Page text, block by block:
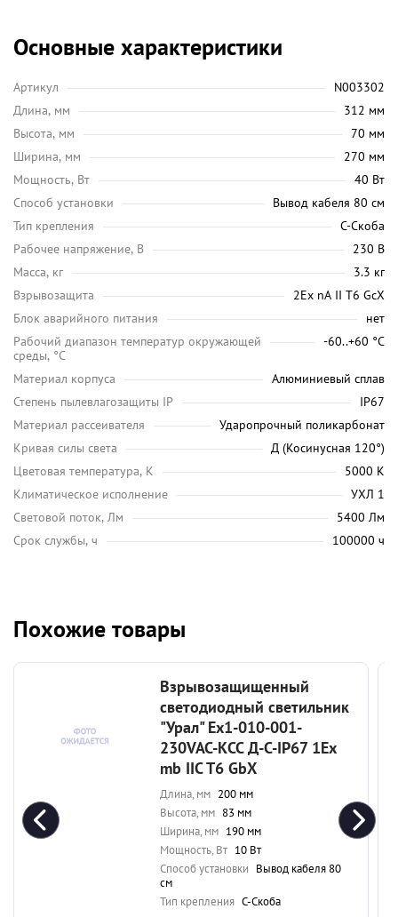
Основные характеристики
Артикул
N003302
Длина, мм
312 мм
Высота, мм
70 мм
Ширина, мм
270 мм
Мощность, Вт
40 Вт
Способ установки
Вывод кабеля 80 см
Тип крепления
С-Скоба
Рабочее напряжение, В
230 В
Масса, кг
3.3 кг
Взрывозащита
2Ex nA II T6 GcX
Блок аварийного питания
нет
Рабочий диапазон температур окружающей
среды, °C
-60..+60 °С
Материал корпуса
Алюминиевый сплав
Степень пылевлагозащиты IP
IP67
Материал рассеивателя
Ударопрочный поликарбонат
Кривая силы света
Д (Косинусная 120°)
Цветовая температура, K
5000 K
Климатическое исполнение
УХЛ 1
Световой поток, Лм
5400 Лм
Срок службы, ч
100000 ч
Похожие товары
Взрывозащищенный
светодиодный светильник
"Урал" Ex1-010-001-
230VAC-КСС Д-С-IP67 1Ex
mb IIC T6 GbX
Длина, мм 200 мм
Высота, мм 83 мм
Ширина, мм 190 мм
Мощность, Вт 10 Вт
Способ установки Вывод кабеля 80
см
Тип крепления С-Скоба